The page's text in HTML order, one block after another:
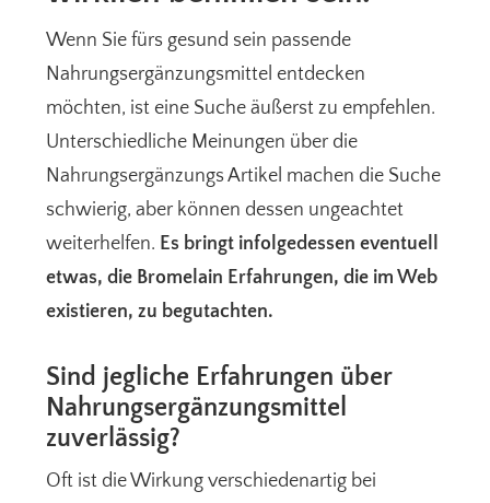
Wenn Sie fürs gesund sein passende
Nahrungsergänzungsmittel entdecken
möchten, ist eine Suche äußerst zu empfehlen.
Unterschiedliche Meinungen über die
Nahrungsergänzungs Artikel machen die Suche
schwierig, aber können dessen ungeachtet
weiterhelfen. Es bringt infolgedessen eventuell
etwas, die Bromelain Erfahrungen, die im Web
existieren, zu begutachten.
Sind jegliche Erfahrungen über
Nahrungsergänzungsmittel
zuverlässig?
Oft ist die Wirkung verschiedenartig bei